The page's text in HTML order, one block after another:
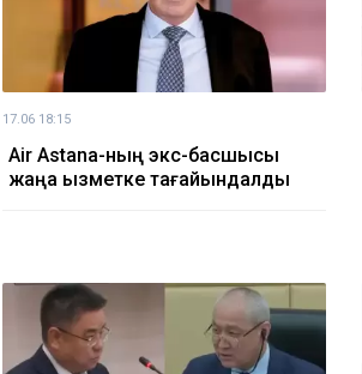
17.06 18:15
Air Astana-ның экс-басшысы
жаңа қызметке тағайындалды